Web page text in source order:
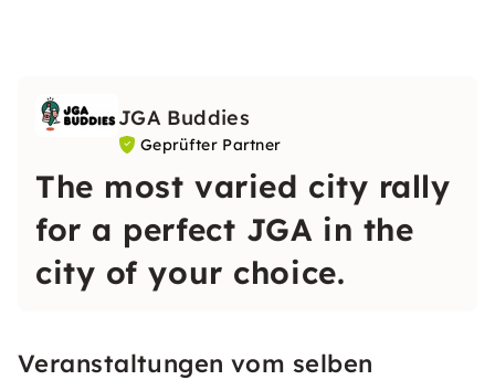
JGA Buddies
Geprüfter Partner
The most varied city rally
for a perfect JGA in the
city of your choice.
Veranstaltungen vom selben